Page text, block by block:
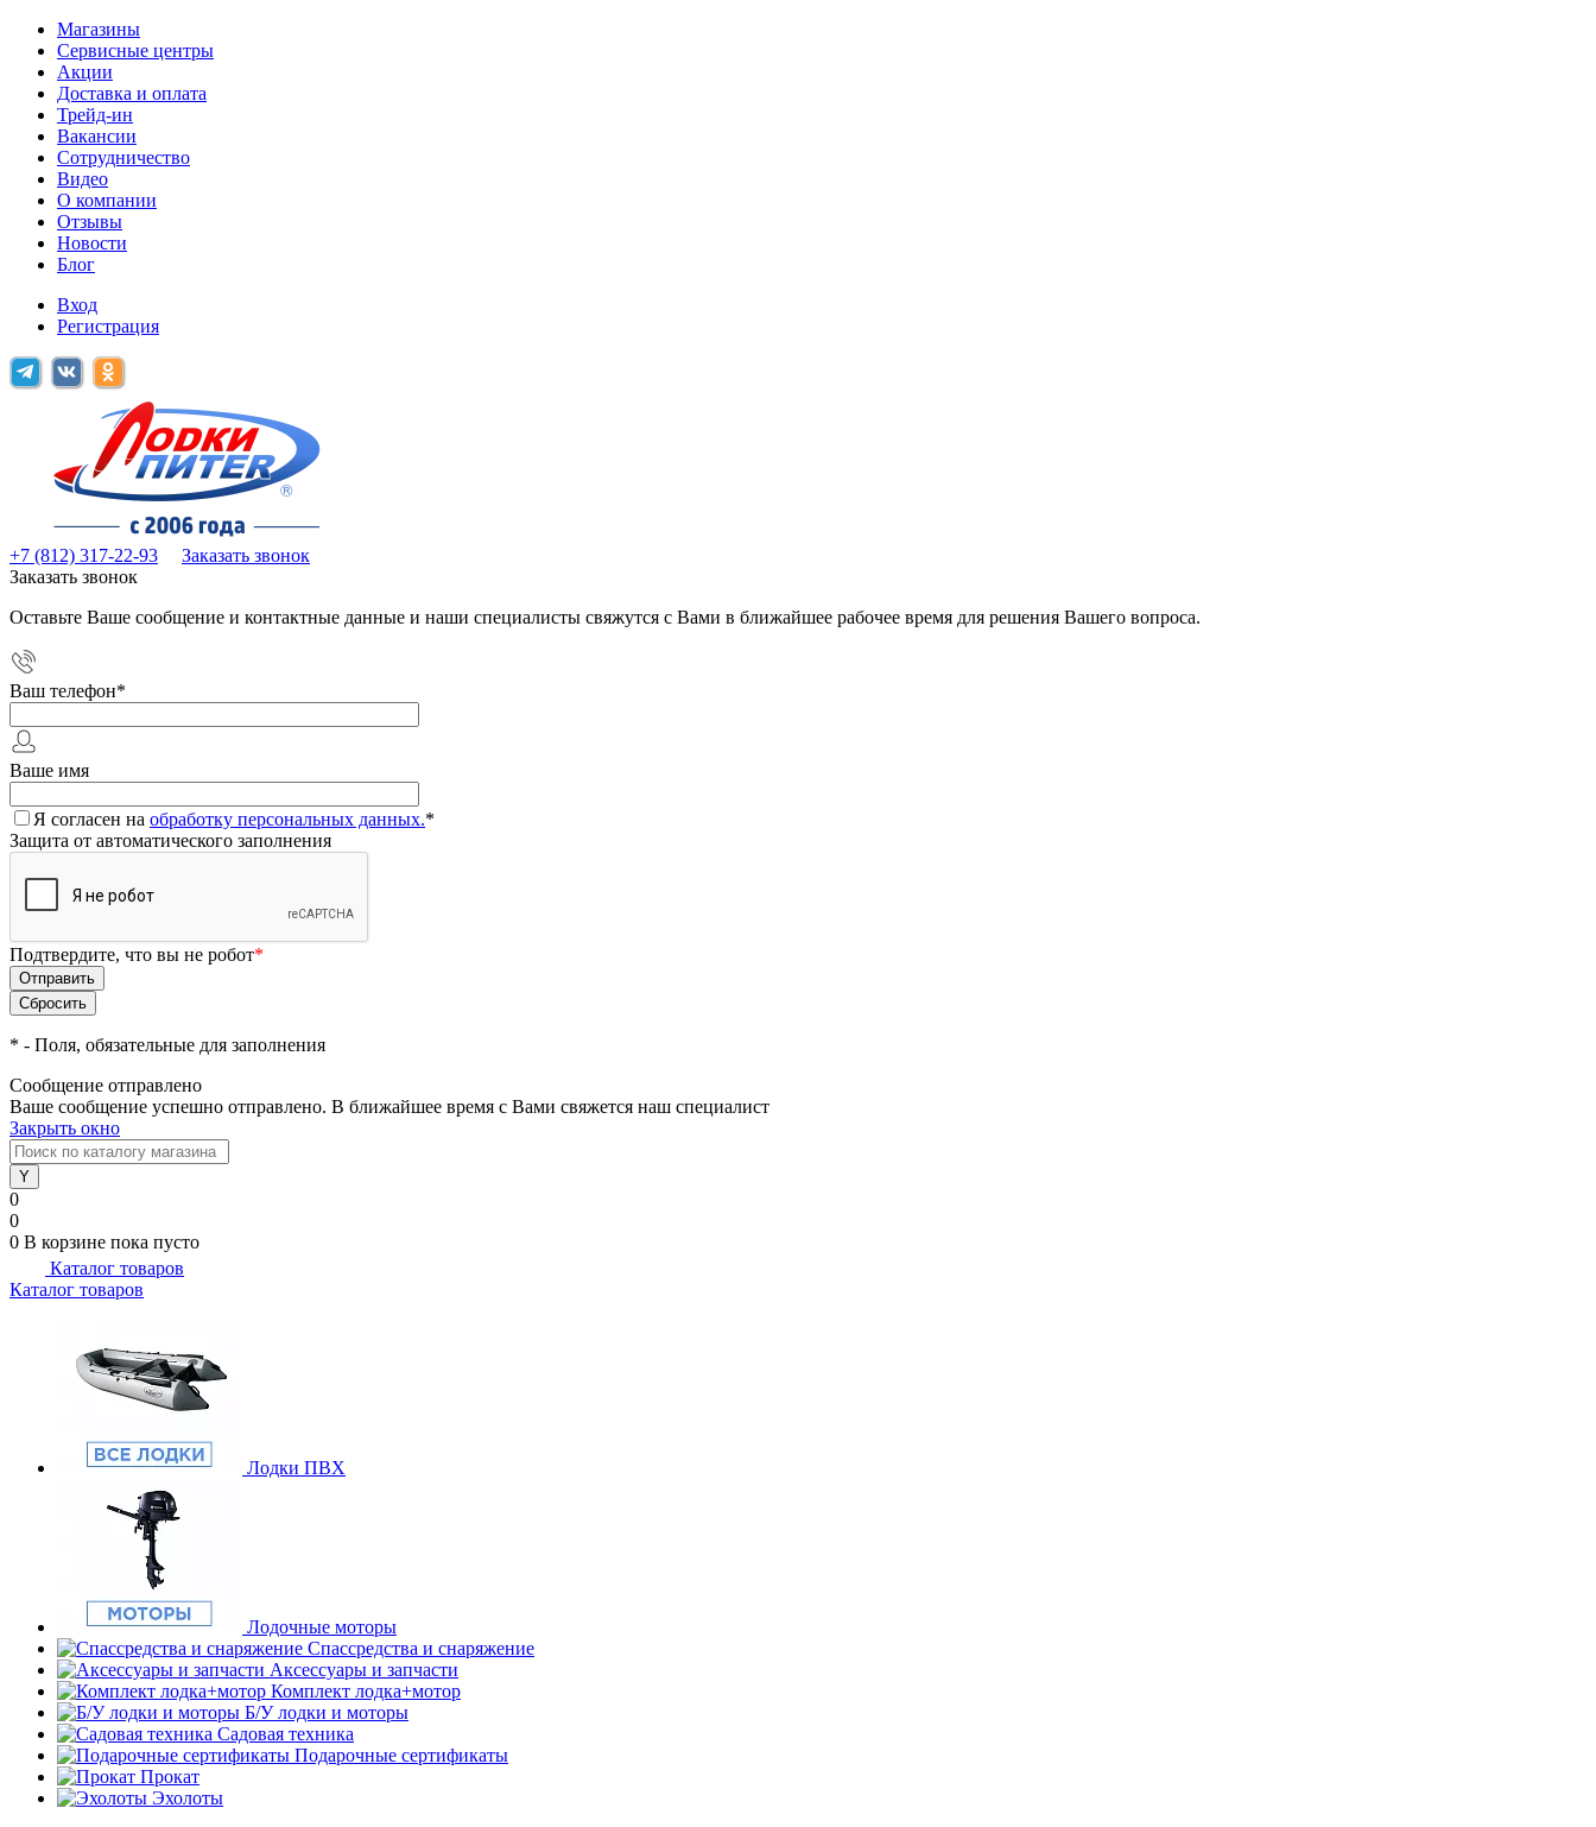
Магазины
Сервисные центры
Акции
Доставка и оплата
Трейд-ин
Вакансии
Сотрудничество
Видео
О компании
Отзывы
Новости
Блог
Вход
Регистрация
+7 (812) 317-22-93
Заказать звонок
Заказать звонок
Оставьте Ваше сообщение и контактные данные и наши специалисты свяжутся с Вами в ближайшее рабочее время для решения Вашего вопроса.
Ваш телефон*
Ваше имя
Я согласен на обработку персональных данных.*
Защита от автоматического заполнения
Подтвердите, что вы не робот*
* - Поля, обязательные для заполнения
Сообщение отправлено
Ваше сообщение успешно отправлено. В ближайшее время с Вами свяжется наш специалист
Закрыть окно
0
0
0 В корзине пока пусто
Каталог товаров
Каталог товаров
Лодки ПВХ
Лодочные моторы
Спассредства и снаряжение
Аксессуары и запчасти
Комплект лодка+мотор
Б/У лодки и моторы
Садовая техника
Подарочные сертификаты
Прокат
Эхолоты